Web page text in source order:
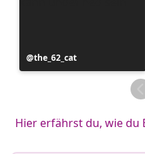
Beitrag
veröffentlicht
the_62_cat
Hier erfährst du, wie du